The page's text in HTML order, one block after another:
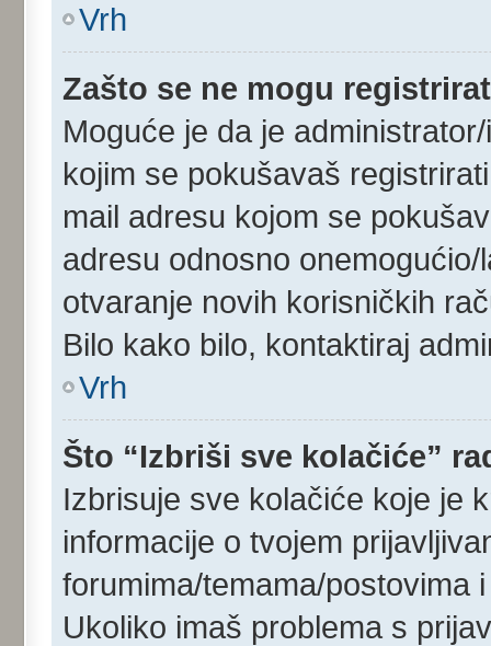
Vrh
Zašto se ne mogu
Moguće je da je
kojim se pokušavaš
mail adresu kojom se
adresu odnosno
otvaranje novih korisničkih
Bilo kako bilo, kontaktiraj
Vrh
Što “Izbriši sve kolačiće”
Izbrisuje sve kolačiće koje je
informacije o tvojem
forumima/temama/postovima
Ukoliko imaš problema s